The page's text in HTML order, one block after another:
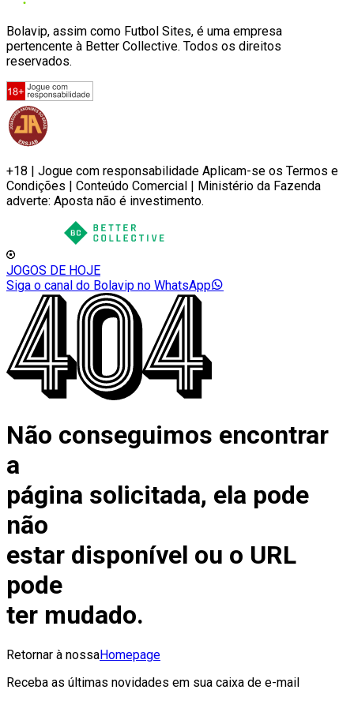
Bolavip, assim como Futbol Sites, é uma empresa
pertencente à Better Collective. Todos os direitos
reservados.
+18 | Jogue com responsabilidade Aplicam-se os Termos e
Condições | Conteúdo Comercial | Ministério da Fazenda
adverte: Aposta não é investimento.
JOGOS DE HOJE
Siga o canal do Bolavip no WhatsApp
Não conseguimos encontrar
a
página solicitada, ela pode
não
estar disponível ou o URL
pode
ter mudado.
Retornar à nossaHomepage
Receba as últimas novidades em sua caixa de e-mail